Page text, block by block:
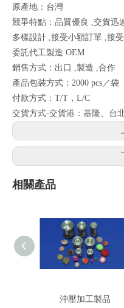
原產地：台灣
競爭特點：品質優良 ,交貨迅
多樣設計 ,接受小額訂單 ,接
委託代工製造 OEM
銷售方式：出口 ,製造 ,合作
產品包裝方式：2000 pcs／袋
付款方式：T/T，L/C
交貨方式-交貨港：基隆、台
相關產品
沖壓加工製品